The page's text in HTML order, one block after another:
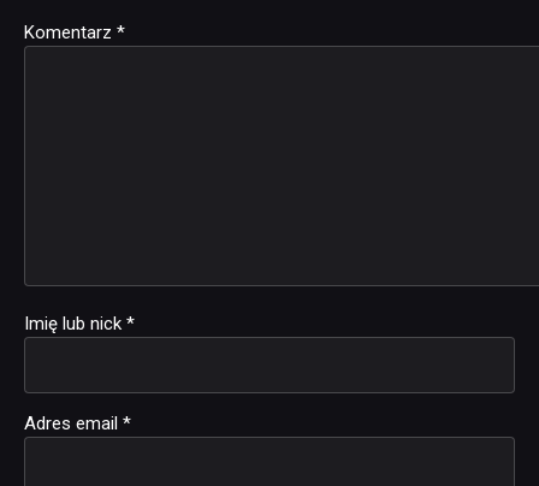
Komentarz *
Imię lub nick *
Adres email *
Alternative: